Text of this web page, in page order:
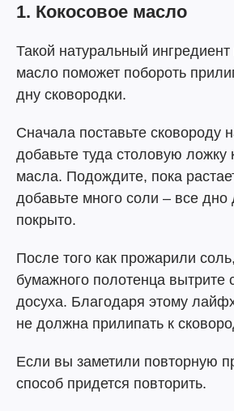
1. Кокосовое масло
Такой натуральный ингредиент
масло поможет побороть
дну сковородки.
Сначала поставьте сковороду
добавьте туда столовую ложку
масла. Подождите, пока
добавьте много соли – все
покрыто.
После того как прожарили
бумажного полотенца вытрите
досуха. Благодаря этому
не должна прилипать к
Если вы заметили повторную
способ придется повторить.